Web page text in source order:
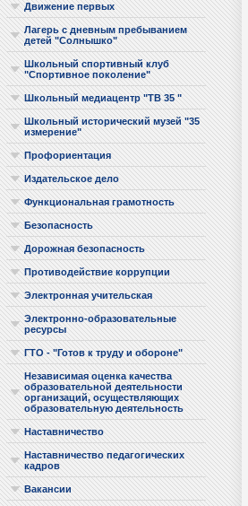
Движение первых
Лагерь с дневным пребыванием
детей "Солнышко"
Школьный спортивный клуб
"Спортивное поколение"
Школьный медиацентр "ТВ 35 "
Школьный исторический музей "35
измерение"
Профориентация
Издательское дело
Функциональная грамотность
Безопасность
Дорожная безопасность
Противодействие коррупции
Электронная учительская
Электронно-образовательные
ресурсы
ГТО - "Готов к труду и обороне"
Независимая оценка качества
образовательной деятельности
организаций, осуществляющих
образовательную деятельность
Наставничество
Наставничество педагогических
кадров
Вакансии